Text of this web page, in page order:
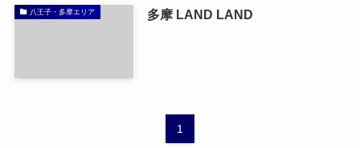
八王子・多摩エリア 多摩 LAND LAND
1